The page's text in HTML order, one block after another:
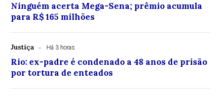
Ninguém acerta Mega-Sena; prêmio acumula
para R$ 165 milhões
Justiça Há 3 horas
Rio: ex-padre é condenado a 48 anos de prisão
por tortura de enteados